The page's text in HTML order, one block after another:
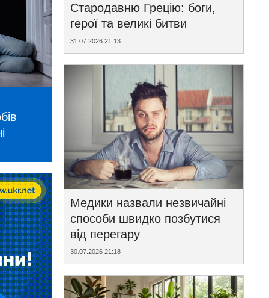
Стародавню Грецію: боги,
герої та великі битви
31.07.2026 21:13
Медики назвали незвичайні
способи швидко позбутися
від перегару
30.07.2026 21:18